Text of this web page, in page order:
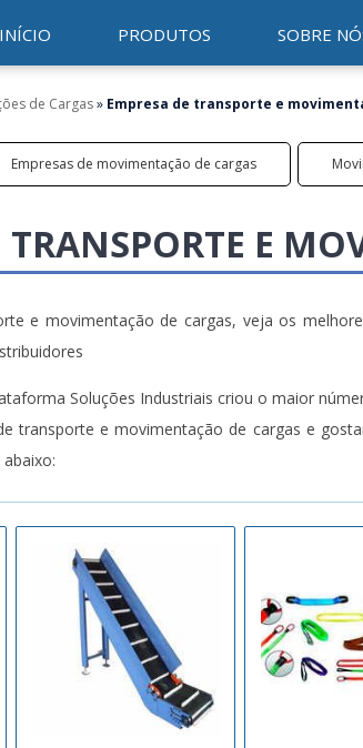
INÍCIO PRODUTOS SOBRE
de Cargas» Empresa de transporte e
Empresas de movimentação de cargas
TRANSPORTE E
e movimentação de cargas, veja os
Soluções Industriais criou o maior
transporte e movimentação de cargas e